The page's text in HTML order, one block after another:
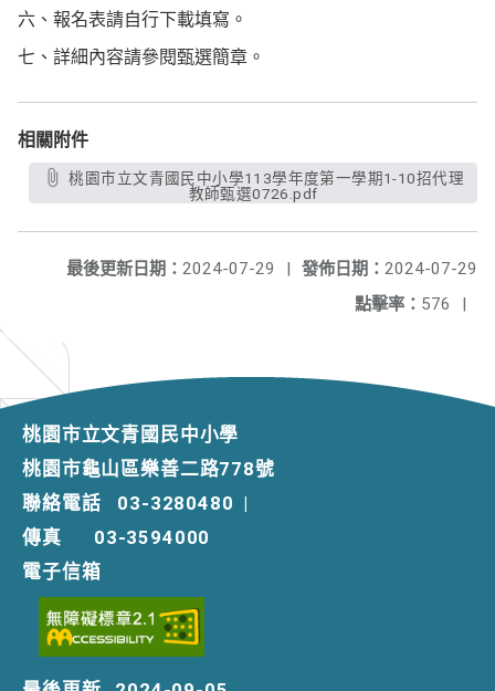
六、報名表請自行下載填寫。
七、詳細內容請參閱甄選簡章。
相關附件
桃園市立文青國民中小學113學年度第一學期1-10招代理
教師甄選0726.pdf
發佈日期： 2024-07-29
最後更新日期： 2024-07-29
|
點擊率： 576 |
桃園市立文青國民中小學
桃園市龜山區樂善二路778號
聯絡電話
03-3280480 |
傳真
03-3594000
電子信箱